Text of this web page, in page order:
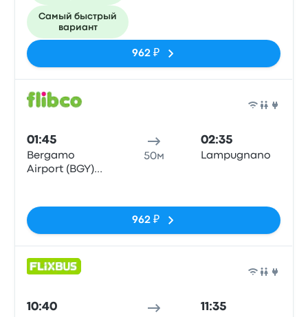
Самый быстрый
вариант
962 ₽
01:45
Bergamo
Airport (BGY)
50м
02:35
Lampugnano
962 ₽
10:40 11:35